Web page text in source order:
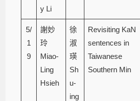
y Li
5/
1
9
謝妙
玲
Miao-
Ling
Hsieh
徐
淑
瑛
Sh
u-
ing
Revisiting KaN
sentences in
Taiwanese
Southern Min